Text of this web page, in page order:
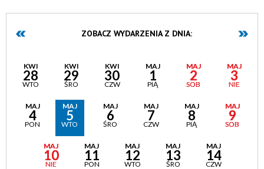
ZOBACZ WYDARZENIA Z DNIA:
KWI
28
WTO
KWI
29
ŚRO
KWI
30
CZW
MAJ
1
PIĄ
MAJ
2
SOB
MAJ
3
NIE
MAJ
4
PON
MAJ
5
WTO
MAJ
6
ŚRO
MAJ
7
CZW
MAJ
8
PIĄ
MAJ
9
SOB
MAJ
10
NIE
MAJ
11
PON
MAJ
12
WTO
MAJ
13
ŚRO
MAJ
14
CZW